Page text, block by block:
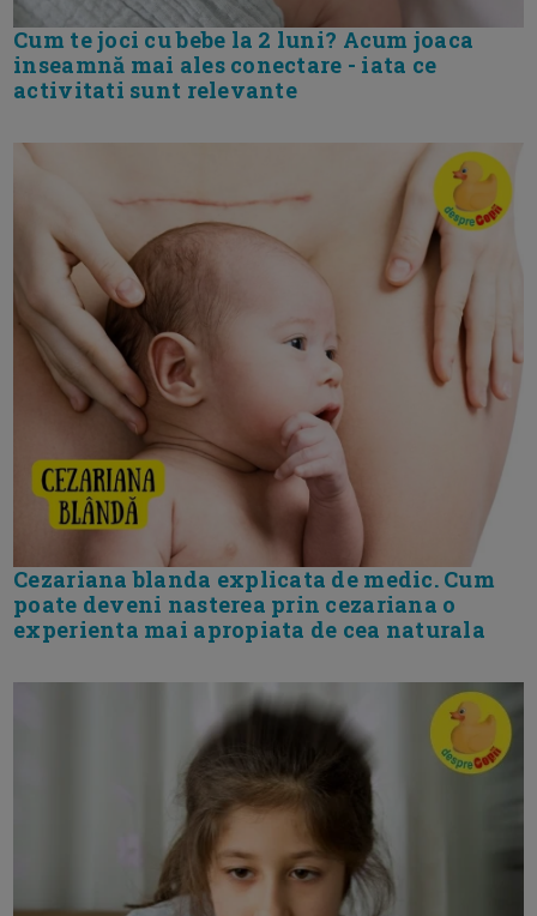
Cum te joci cu bebe la 2 luni? Acum joaca
inseamnă mai ales conectare - iata ce
activitati sunt relevante
Cezariana blanda explicata de medic. Cum
poate deveni nasterea prin cezariana o
experienta mai apropiata de cea naturala